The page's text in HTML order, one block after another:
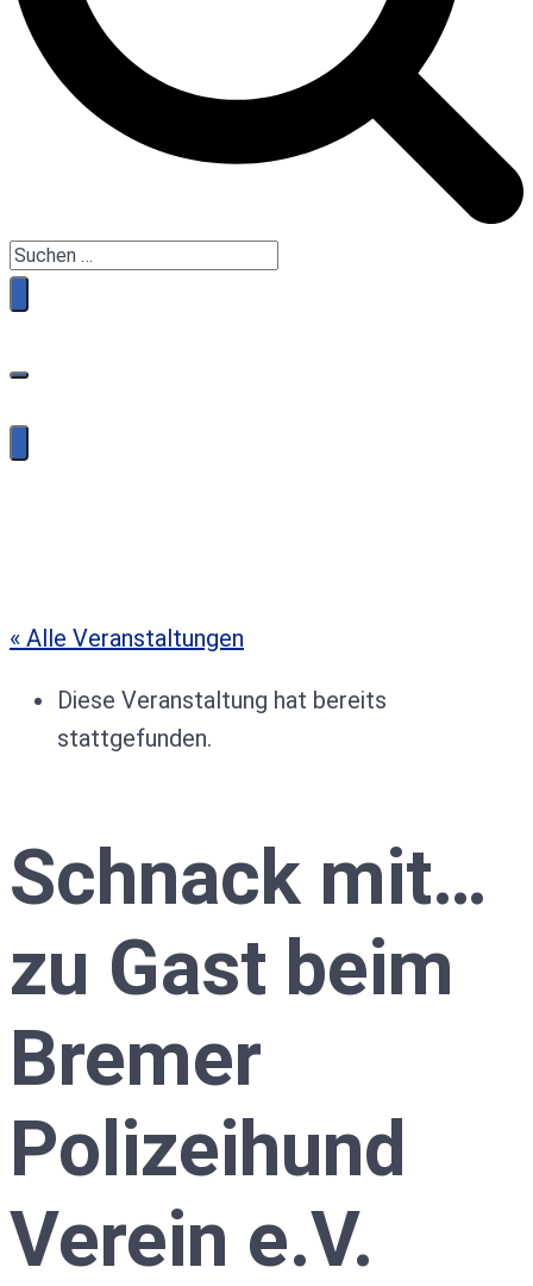
« Alle Veranstaltungen
Diese Veranstaltung hat bereits
stattgefunden.
Schnack mit…
zu Gast beim
Bremer
Polizeihund
Verein e.V.